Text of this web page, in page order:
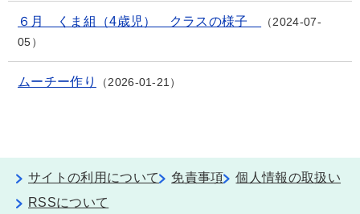
６月 くま組（4歳児） クラスの様子
2024-07-
05
ムーチー作り 2026-01-21
サイトの利用について 免責事項
個人情報の取扱い
RSSについて